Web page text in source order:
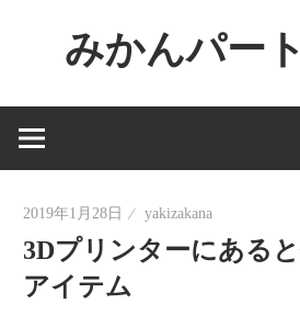
ン
へ
みかんパー
ー
ジ
ン
ル
で
2019年1月28日 yakizakana
3Dプリンターにある
アイテム